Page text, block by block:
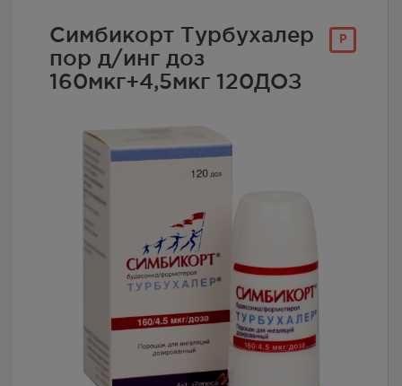
Р
Симбикорт Турбухалер
пор д/инг доз
160мкг+4,5мкг 120ДОЗ